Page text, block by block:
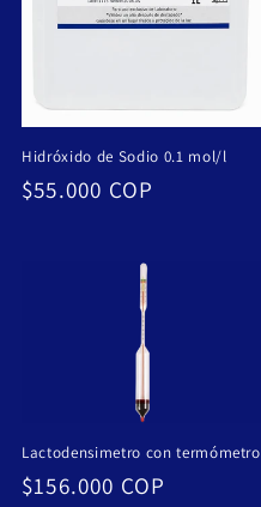
Hidróxido de Sodio 0.1 mol/l
Precio
$55.000 COP
Lactodensimetro con termómetro
Precio
$156.000 COP